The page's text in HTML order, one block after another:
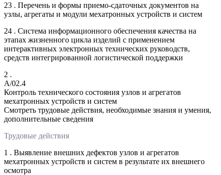
23 . Перечень и формы приемо-сдаточных документов на
узлы, агрегаты и модули мехатронных устройств и систем
24 . Система информационного обеспечения качества на
этапах жизненного цикла изделий с применением
интерактивных электронных технических руководств,
средств интегрированной логистической поддержки
2 .
A/02.4
Контроль технического состояния узлов и агрегатов
мехатронных устройств и систем
Смотреть трудовые действия, необходимые знания и умения,
дополнительные сведения
Трудовые действия
1 . Выявление внешних дефектов узлов и агрегатов
мехатронных устройств и систем в результате их внешнего
осмотра